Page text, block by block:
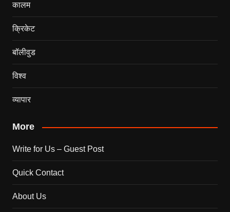
कालम
क्रिकेट
बॉलीवुड
विश्व
व्यापार
More
Write for Us – Guest Post
Quick Contact
About Us